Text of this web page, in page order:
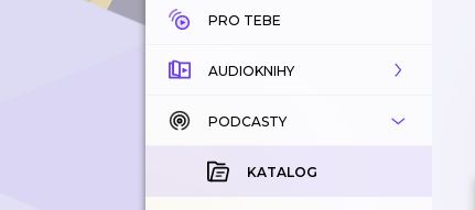
PRO TEBE
AUDIOKNIHY
KATALOG
KOUPENÉ
PODCASTY
KATALOG